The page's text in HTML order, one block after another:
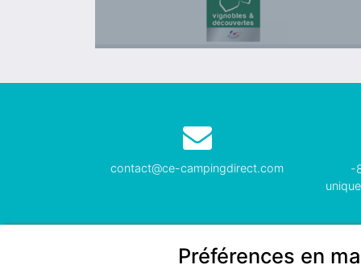
contact@ce-campingdirect.com
-
Préférences en